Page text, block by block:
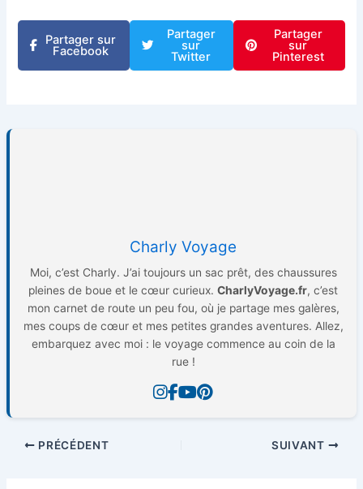
Partager sur
Facebook
Partager
sur
Twitter
Partager
sur
Pinterest
Charly Voyage
Moi, c’est Charly. J’ai toujours un sac prêt, des chaussures
pleines de boue et le cœur curieux. CharlyVoyage.fr, c’est
mon carnet de route un peu fou, où je partage mes galères,
mes coups de cœur et mes petites grandes aventures. Allez,
embarquez avec moi : le voyage commence au coin de la
rue !
PRÉCÉDENT SUIVANT